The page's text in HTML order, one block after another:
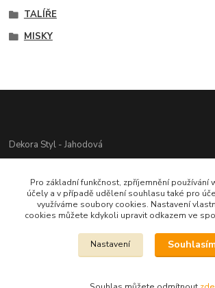
TALÍŘE
MISKY
Dekora Styl - Jahodová
721312944
info@zbozi-darky.cz
Pro základní funkčnost, zpříjemnění používání
účely a v případě udělení souhlasu také pro
využíváme soubory cookies. Nastavení
cookies můžete kdykoli upravit odkazem ve
Nastavení